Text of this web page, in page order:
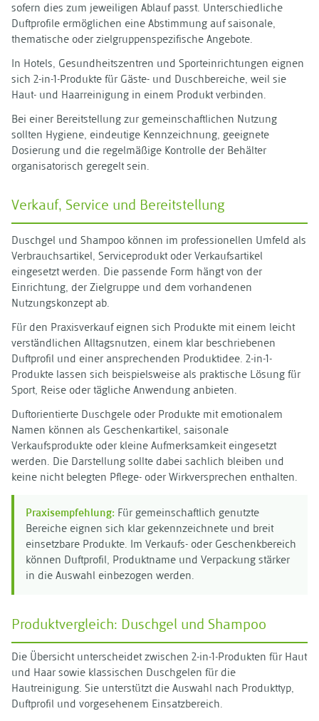
sofern dies zum jeweiligen Ablauf passt. Unterschiedliche
Duftprofile ermöglichen eine Abstimmung auf saisonale,
thematische oder zielgruppenspezifische Angebote.
In Hotels, Gesundheitszentren und Sporteinrichtungen eignen
sich 2-in-1-Produkte für Gäste- und Duschbereiche, weil sie
Haut- und Haarreinigung in einem Produkt verbinden.
Bei einer Bereitstellung zur gemeinschaftlichen Nutzung
sollten Hygiene, eindeutige Kennzeichnung, geeignete
Dosierung und die regelmäßige Kontrolle der Behälter
organisatorisch geregelt sein.
Verkauf, Service und Bereitstellung
Duschgel und Shampoo können im professionellen Umfeld als
Verbrauchsartikel, Serviceprodukt oder Verkaufsartikel
eingesetzt werden. Die passende Form hängt von der
Einrichtung, der Zielgruppe und dem vorhandenen
Nutzungskonzept ab.
Für den Praxisverkauf eignen sich Produkte mit einem leicht
verständlichen Alltagsnutzen, einem klar beschriebenen
Duftprofil und einer ansprechenden Produktidee. 2-in-1-
Produkte lassen sich beispielsweise als praktische Lösung für
Sport, Reise oder tägliche Anwendung anbieten.
Duftorientierte Duschgele oder Produkte mit emotionalem
Namen können als Geschenkartikel, saisonale
Verkaufsprodukte oder kleine Aufmerksamkeit eingesetzt
werden. Die Darstellung sollte dabei sachlich bleiben und
keine nicht belegten Pflege- oder Wirkversprechen enthalten.
Praxisempfehlung: Für gemeinschaftlich genutzte
Bereiche eignen sich klar gekennzeichnete und breit
einsetzbare Produkte. Im Verkaufs- oder Geschenkbereich
können Duftprofil, Produktname und Verpackung stärker
in die Auswahl einbezogen werden.
Produktvergleich: Duschgel und Shampoo
Die Übersicht unterscheidet zwischen 2-in-1-Produkten für Haut
und Haar sowie klassischen Duschgelen für die
Hautreinigung. Sie unterstützt die Auswahl nach Produkttyp,
Duftprofil und vorgesehenem Einsatzbereich.